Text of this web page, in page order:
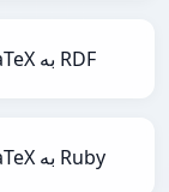
LaTeX به RDF
LaTeX به Ruby